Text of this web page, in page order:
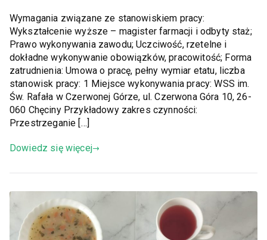
Wymagania związane ze stanowiskiem pracy:
Wykształcenie wyższe – magister farmacji i odbyty staż;
Prawo wykonywania zawodu; Uczciwość, rzetelne i
dokładne wykonywanie obowiązków, pracowitość; Forma
zatrudnienia: Umowa o pracę, pełny wymiar etatu, liczba
stanowisk pracy: 1 Miejsce wykonywania pracy: WSS im.
Św. Rafała w Czerwonej Górze, ul. Czerwona Góra 10, 26-
060 Chęciny Przykładowy zakres czynności:
Przestrzeganie […]
Dowiedz się więcej